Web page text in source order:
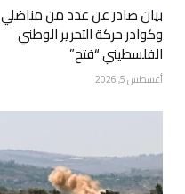
بيان صادر عن عدد من مناضلي
وكوادر حركة التحرير الوطني
الفلسطيني “فتح”
أغسطس 5, 2026